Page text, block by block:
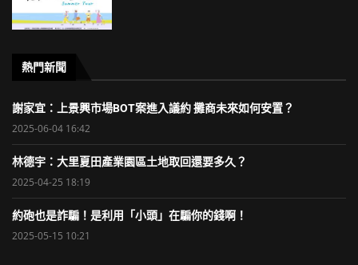
熱門新聞
謝家宜：上景興市場BOT案進入議約 攤商未來如何安置？
2025-06-04 16:42
林德宇：大里夏田產業園區土地取回還要多久？
2025-04-25 18:19
約砲也是詐騙！是利用「小頭」在騙你的錢啊！
2025-05-15 10:21